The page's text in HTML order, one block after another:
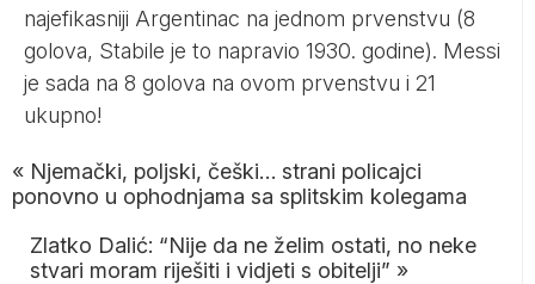
najefikasniji Argentinac na jednom prvenstvu (8
golova, Stabile je to napravio 1930. godine). Messi
je sada na 8 golova na ovom prvenstvu i 21
ukupno!
« Njemački, poljski, češki… strani policajci
ponovno u ophodnjama sa splitskim kolegama
Zlatko Dalić: “Nije da ne želim ostati, no neke
stvari moram riješiti i vidjeti s obitelji” »